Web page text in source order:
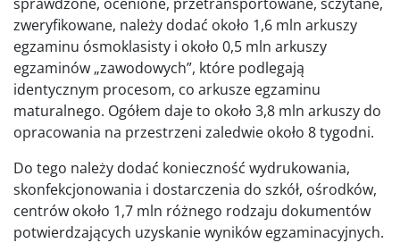
zweryfikowane, należy dodać około 1,6 mln arkuszy
egzaminu ósmoklasisty i około 0,5 mln arkuszy
egzaminów „zawodowych”, które podlegają
identycznym procesom, co arkusze egzaminu
maturalnego. Ogółem daje to około 3,8 mln arkuszy do
opracowania na przestrzeni zaledwie około 8 tygodni.
Do tego należy dodać konieczność wydrukowania,
skonfekcjonowania i dostarczenia do szkół, ośrodków,
centrów około 1,7 mln różnego rodzaju dokumentów
potwierdzających uzyskanie wyników egzaminacyjnych.